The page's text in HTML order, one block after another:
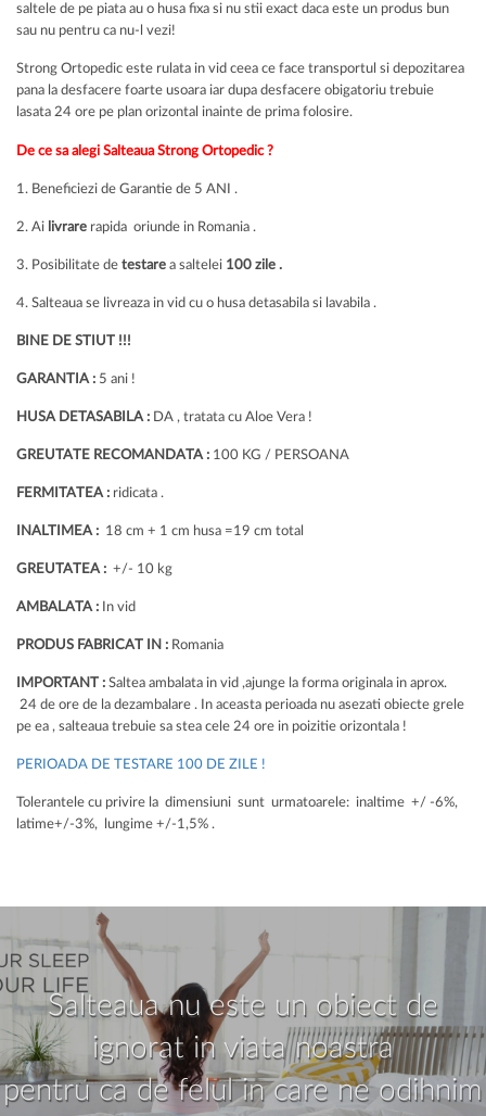
saltele de pe piata au o husa fixa si nu stii exact daca este un produs bun
sau nu pentru ca nu-l vezi!
Strong Ortopedic este rulata in vid ceea ce face transportul si depozitarea
pana la desfacere foarte usoara iar dupa desfacere obigatoriu trebuie
lasata 24 ore pe plan orizontal inainte de prima folosire.
De ce sa alegi Salteaua Strong Ortopedic ?
1. Beneficiezi de Garantie de 5 ANI .
2. Ai livrare rapida oriunde in Romania .
3. Posibilitate de testare a saltelei 100 zile .
4. Salteaua se livreaza in vid cu o husa detasabila si lavabila .
BINE DE STIUT !!!
GARANTIA : 5 ani !
HUSA DETASABILA : DA , tratata cu Aloe Vera !
GREUTATE RECOMANDATA : 100 KG / PERSOANA
FERMITATEA : ridicata .
INALTIMEA : 18 cm + 1 cm husa =19 cm total
GREUTATEA : +/- 10 kg
AMBALATA : In vid
PRODUS FABRICAT IN : Romania
IMPORTANT : Saltea ambalata in vid ,ajunge la forma originala in aprox.
24 de ore de la dezambalare . In aceasta perioada nu asezati obiecte grele
pe ea , salteaua trebuie sa stea cele 24 ore in poizitie orizontala !
PERIOADA DE TESTARE 100 DE ZILE !
Tolerantele cu privire la dimensiuni sunt urmatoarele: inaltime +/ -6%,
latime+/-3%, lungime +/-1,5% .
Salteaua nu este un obiect de
ignorat in viata noastra
pentru ca de felul in care ne odihnim